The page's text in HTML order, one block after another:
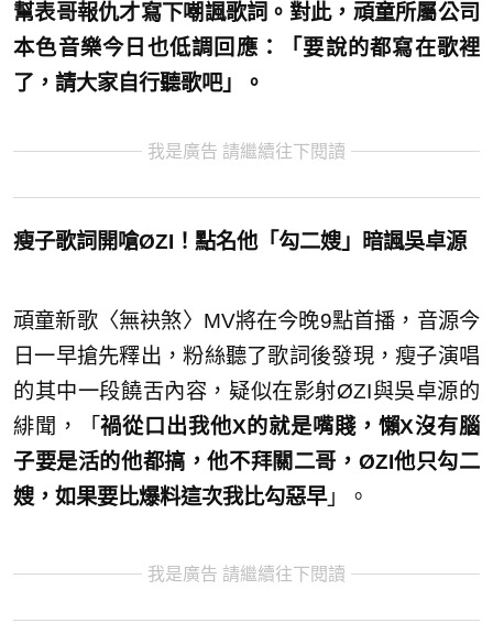
幫表哥報仇才寫下嘲諷歌詞。對此，頑童所屬公司
本色音樂今日也低調回應：「要說的都寫在歌裡
了，請大家自行聽歌吧」。
我是廣告 請繼續往下閱讀
瘦子歌詞開嗆ØZI！點名他「勾二嫂」暗諷吳卓源
頑童新歌〈無袂煞〉MV將在今晚9點首播，音源今
日一早搶先釋出，粉絲聽了歌詞後發現，瘦子演唱
的其中一段饒舌內容，疑似在影射ØZI與吳卓源的
緋聞，「禍從口出我他X的就是嘴賤，懶X沒有腦
子要是活的他都搞，他不拜關二哥，ØZI他只勾二
嫂，如果要比爆料這次我比勾惡早」。
我是廣告 請繼續往下閱讀